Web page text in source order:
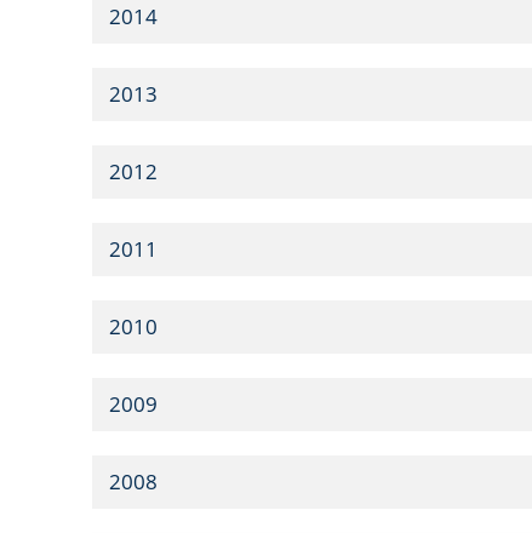
2014
2013
2012
2011
2010
2009
2008